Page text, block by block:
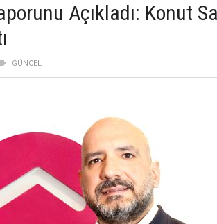
Açıkladı: Konut
GÜNCEL